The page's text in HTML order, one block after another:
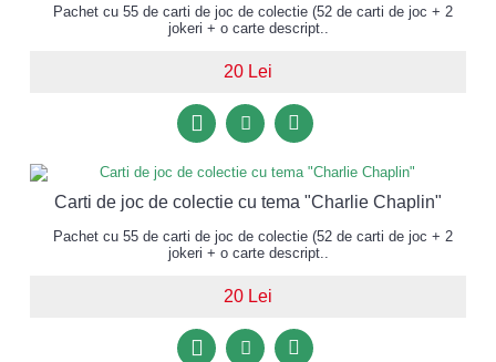
Pachet cu 55 de carti de joc de colectie (52 de carti de joc + 2
jokeri + o carte descript..
20 Lei
Carti de joc de colectie cu tema "Charlie Chaplin"
Pachet cu 55 de carti de joc de colectie (52 de carti de joc + 2
jokeri + o carte descript..
20 Lei